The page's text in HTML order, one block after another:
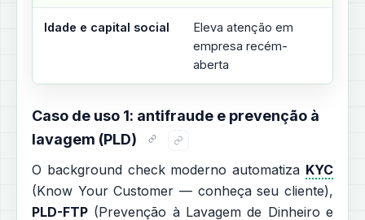
Idade e capital social
Eleva atenção em
empresa recém-
aberta
Caso de uso 1: antifraude e prevenção à
lavagem (PLD)
O background check moderno automatiza KYC
(Know Your Customer — conheça seu cliente),
PLD-FTP (Prevenção à Lavagem de Dinheiro e